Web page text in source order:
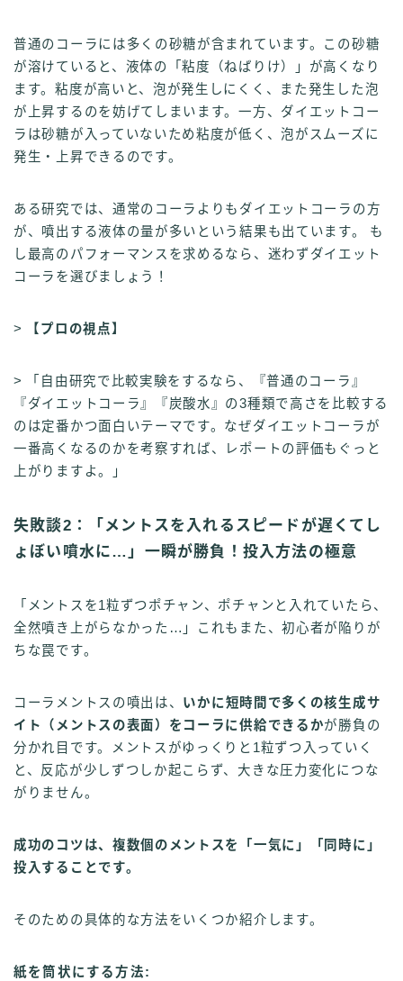
普通のコーラには多くの砂糖が含まれています。この砂糖
が溶けていると、液体の「粘度（ねばりけ）」が高くなり
ます。粘度が高いと、泡が発生しにくく、また発生した泡
が上昇するのを妨げてしまいます。一方、ダイエットコー
ラは砂糖が入っていないため粘度が低く、泡がスムーズに
発生・上昇できるのです。
ある研究では、通常のコーラよりもダイエットコーラの方
が、噴出する液体の量が多いという結果も出ています。 も
し最高のパフォーマンスを求めるなら、迷わずダイエット
コーラを選びましょう！
> 【プロの視点】
> 「自由研究で比較実験をするなら、『普通のコーラ』
『ダイエットコーラ』『炭酸水』の3種類で高さを比較する
のは定番かつ面白いテーマです。なぜダイエットコーラが
一番高くなるのかを考察すれば、レポートの評価もぐっと
上がりますよ。」
失敗談2：「メントスを入れるスピードが遅くてし
ょぼい噴水に…」一瞬が勝負！投入方法の極意
「メントスを1粒ずつポチャン、ポチャンと入れていたら、
全然噴き上がらなかった…」これもまた、初心者が陥りが
ちな罠です。
コーラメントスの噴出は、 いかに短時間で多くの核生成サ
イト（メントスの表面）をコーラに供給できるかが勝負の
分かれ目です。メントスがゆっくりと1粒ずつ入っていく
と、反応が少しずつしか起こらず、大きな圧力変化につな
がりません。
成功のコツは、複数個のメントスを「一気に」「同時に」
投入することです。
そのための具体的な方法をいくつか紹介します。
紙を筒状にする方法: